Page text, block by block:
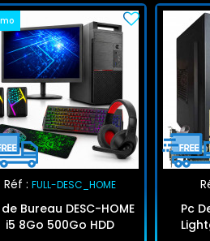
Réf : FULL-DESC_HOME
Bureau DESC-HOME
i5 8Go 500Go HDD
Pc